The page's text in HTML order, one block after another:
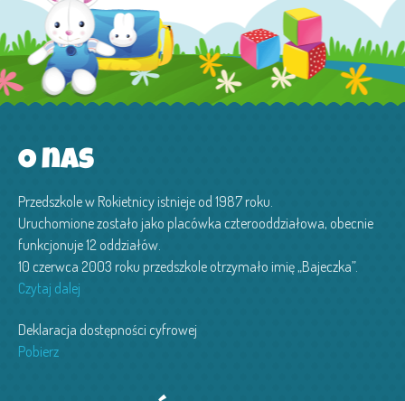
O nas
Przedszkole w Rokietnicy istnieje od 1987 roku.
Uruchomione zostało jako placówka czterooddziałowa, obecnie
funkcjonuje 12 oddziałów.
10 czerwca 2003 roku przedszkole otrzymało imię „Bajeczka”.
Czytaj dalej
Deklaracja dostępności cyfrowej
Pobierz